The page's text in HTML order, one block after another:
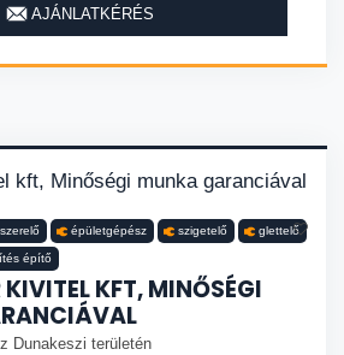
AJÁNLATKÉRÉS
épületgépész szigetelő glettelő
építő
KFT, MINŐSÉGI
Dunakeszi területén